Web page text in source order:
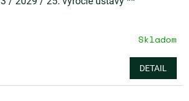
Skladom
DETAIL